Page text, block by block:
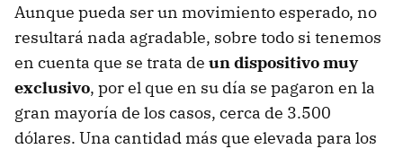
Aunque pueda ser un movimiento esperado, no
resultará nada agradable, sobre todo si tenemos
en cuenta que se trata de un dispositivo muy
exclusivo, por el que en su día se pagaron en la
gran mayoría de los casos, cerca de 3.500
dólares. Una cantidad más que elevada para los